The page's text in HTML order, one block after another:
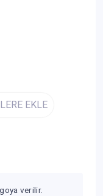
EKLE
verilir.